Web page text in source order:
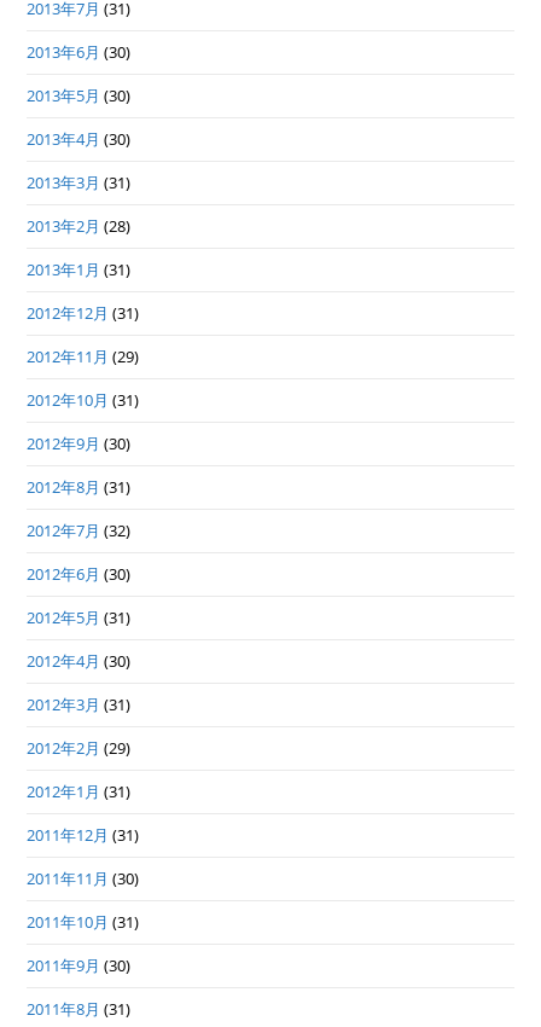
2013年7月 (31)
2013年6月 (30)
2013年5月 (30)
2013年4月 (30)
2013年3月 (31)
2013年2月 (28)
2013年1月 (31)
2012年12月 (31)
2012年11月 (29)
2012年10月 (31)
2012年9月 (30)
2012年8月 (31)
2012年7月 (32)
2012年6月 (30)
2012年5月 (31)
2012年4月 (30)
2012年3月 (31)
2012年2月 (29)
2012年1月 (31)
2011年12月 (31)
2011年11月 (30)
2011年10月 (31)
2011年9月 (30)
2011年8月 (31)